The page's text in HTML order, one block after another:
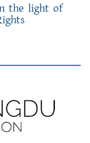
the light of